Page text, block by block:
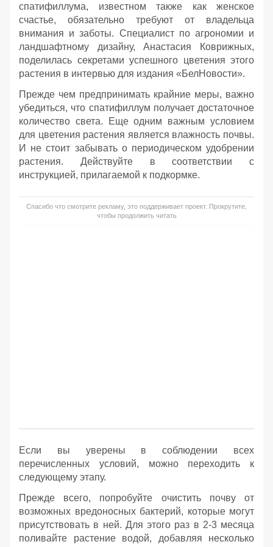
спатифиллума, известном также как женское
счастье, обязательно требуют от владельца
внимания и заботы. Специалист по агрономии и
ландшафтному дизайну, Анастасия Коврижных,
поделилась секретами успешного цветения этого
растения в интервью для издания «БелНовости».
Прежде чем предпринимать крайние меры, важно
убедиться, что спатифиллум получает достаточное
количество света. Еще одним важным условием
для цветения растения является влажность почвы.
И не стоит забывать о периодическом удобрении
растения. Действуйте в соответствии с
инструкцией, прилагаемой к подкормке.
Спасибо что смотрите рекламу, это поддерживает проект. Прокрутите,
чтобы продолжить читать
Если вы уверены в соблюдении всех
перечисленных условий, можно переходить к
следующему этапу.
Прежде всего, попробуйте очистить почву от
возможных вредоносных бактерий, которые могут
присутствовать в ней. Для этого раз в 2-3 месяца
поливайте растение водой, добавляя несколько